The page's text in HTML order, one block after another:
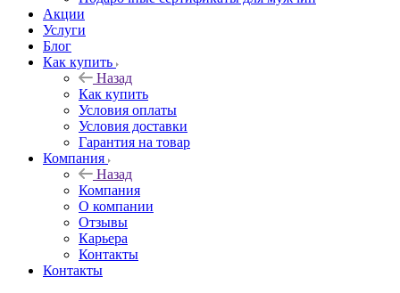
Акции
Услуги
Блог
Как купить
Назад
Как купить
Условия оплаты
Условия доставки
Гарантия на товар
Компания
Назад
Компания
О компании
Отзывы
Карьера
Контакты
Контакты